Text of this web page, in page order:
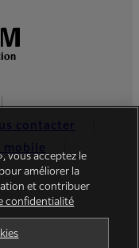
contacter
mobile
vous acceptez le
améliorer la
et contribuer
confidentialité